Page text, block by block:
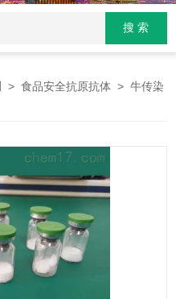
>食品安全抗原抗体 > 牛传染